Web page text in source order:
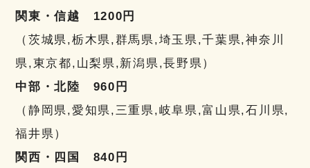
関東・信越 1200円
（茨城県,栃木県,群馬県,埼玉県,千葉県,神奈川
県,東京都,山梨県,新潟県,長野県）
中部・北陸 960円
（静岡県,愛知県,三重県,岐阜県,富山県,石川県,
福井県）
関西・四国 840円